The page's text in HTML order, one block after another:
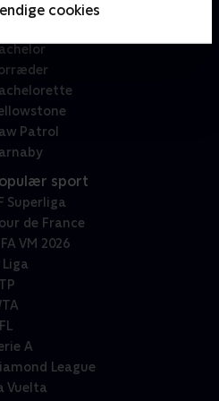
cookies
Patrol
sport
Superliga
de France
VM 2026
Liga
A
League
Vuelta